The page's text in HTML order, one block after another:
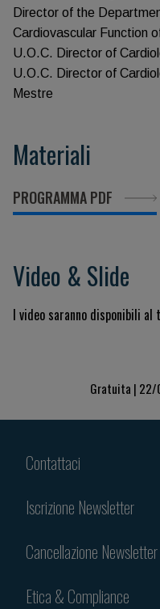
Director of the
Cardiovascular Function
U.O.C. Director of
U.O.C. Director of
Mestre
Materiali
PROGRAMMA PDF
Video & Slide
I video saranno disponibili al
Gratuita |
Contattaci
Iscrizione Newsletter
Cancellazione Newsletter
Etica & Compliance